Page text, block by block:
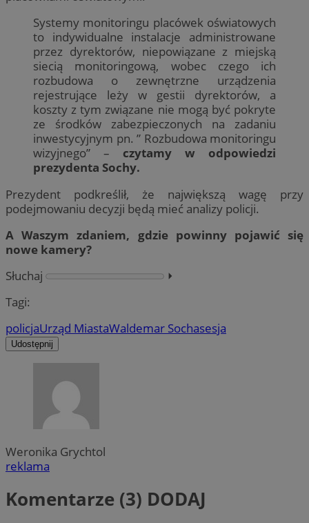
Systemy monitoringu placówek oświatowych
to indywidualne instalacje administrowane
przez dyrektorów, niepowiązane z miejską
siecią monitoringową, wobec czego ich
rozbudowa o zewnętrzne urządzenia
rejestrujące leży w gestii dyrektorów, a
koszty z tym związane nie mogą być pokryte
ze środków zabezpieczonych na zadaniu
inwestycyjnym pn. ” Rozbudowa monitoringu
wizyjnego” – czytamy w odpowiedzi
prezydenta Sochy.
Prezydent podkreślił, że największą wagę przy
podejmowaniu decyzji będą mieć analizy policji.
A Waszym zdaniem, gdzie powinny pojawić się
nowe kamery?
Słuchaj
⏵︎
Tagi:
policjaUrząd MiastaWaldemar Sochasesja
Udostępnij
Weronika Grychtol
reklama
Komentarze (3) DODAJ